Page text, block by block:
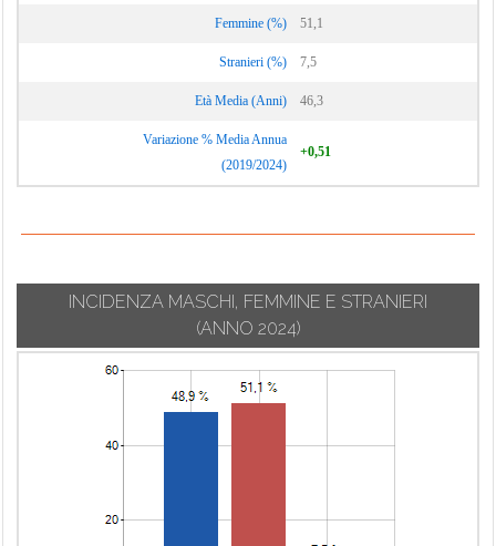
Vignate
Villa Cortese
Vizzolo
Predabissi
Giacomo
Femmine (%) 51,1
Stranieri (%) 7,5
Età Media (Anni) 46,3
Variazione % Media Annua
(2019/2024)
+0,51
INCIDENZA MASCHI, FEMMINE E STRANIERI
(ANNO 2024)